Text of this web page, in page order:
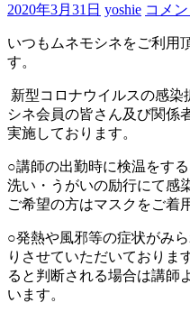
2020年3月31日 yoshie コメ
いつもムネモシネをご利用
す。
新型コロナウイルスの感
シネ会員の皆さん及び関係
実施しております。
○講師の出勤時に検温をす
洗い・うがいの励行にて感
ご希望の方はマスクをご着
○発熱や風邪等の症状がみ
りさせていただいておりま
ると判断される場合は講師
います。